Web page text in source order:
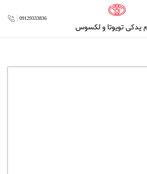
یدکی تویوتا و لکسوس
09129333836